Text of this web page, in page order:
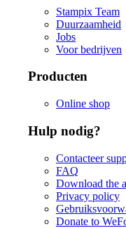
Stampix Team
Duurzaamheid
Jobs
Voor bedrijven
Producten
Online shop
Hulp nodig?
Contacteer
FAQ
Download the
Privacy policy
Donate to